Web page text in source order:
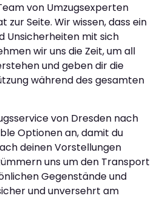
von Umzugsexperten
zur Seite. Wir wissen, dass ein
Unsicherheiten mit sich
wir uns die Zeit, um all
und geben dir die
während des gesamten
von Dresden nach
Optionen an, damit du
deinen Vorstellungen
uns um den Transport
Gegenstände und
und unversehrt am